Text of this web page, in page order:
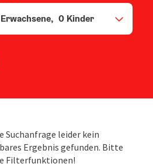
Personenfelder
Erwachsene, 0 Kinder
Suchanfrage leider kein
Ergebnis gefunden. Bitte
Filterfunktionen!